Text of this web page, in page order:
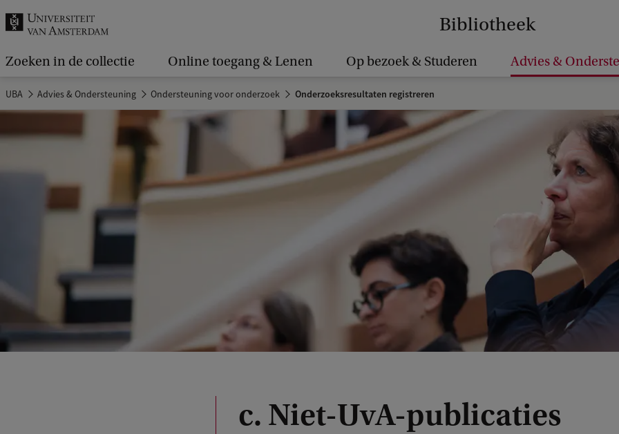
Bibliotheek
.
Zoeken in de collectie Online toegang & Lenen Op bezoek & Studeren Advies &
UBA Advies & Ondersteuning Ondersteuning voor onderzoek Onderzoeksresultaten registreren
c. Niet-UvA-publicaties